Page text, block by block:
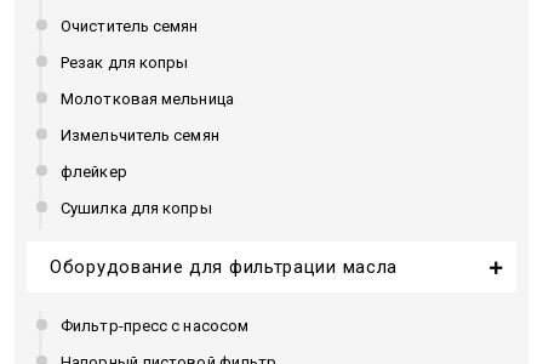
Очиститель семян
Резак для копры
Молотковая мельница
Измельчитель семян
флейкер
Сушилка для копры
Оборудование для фильтрации масла
Фильтр-пресс с насосом